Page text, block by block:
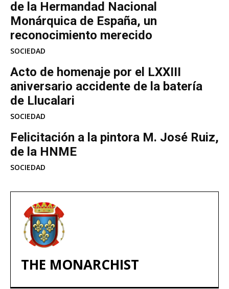
de la Hermandad Nacional
Monárquica de España, un
reconocimiento merecido
SOCIEDAD
Acto de homenaje por el LXXIII
aniversario accidente de la batería
de Llucalari
SOCIEDAD
Felicitación a la pintora M. José Ruiz,
de la HNME
SOCIEDAD
THE MONARCHIST